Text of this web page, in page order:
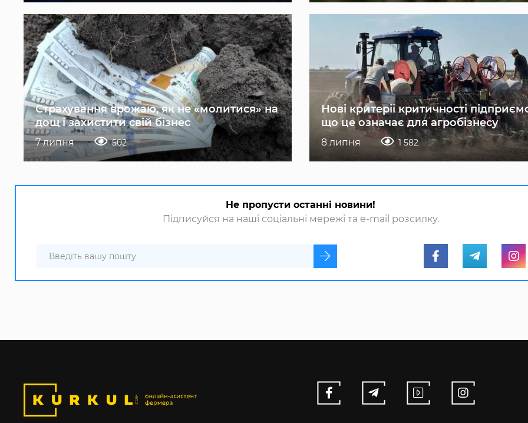
Страхування врожаю, як не «молитися» на
дощ і захистити свій бізнес
7 липня 502
Нові критерії критичності
що це означає для агробізнесу
8 липня 1 582
Не пропусти останні новини!
Підписуйся на наші соціальні мережі та e-mail розсилку.